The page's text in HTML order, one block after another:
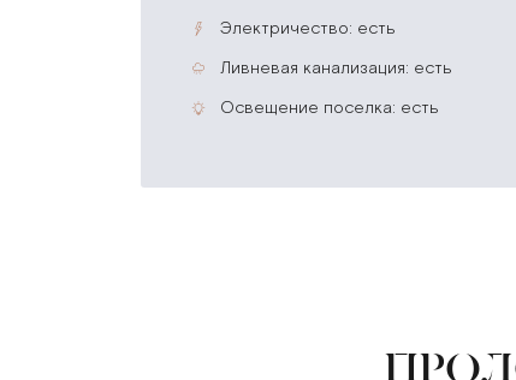
электричество: есть
ливневая канализация: есть
освещение поселка: есть